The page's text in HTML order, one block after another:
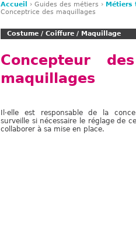
V
o
u
s
ê
t
i
c
Accueil › Guides des métiers › Métiers
Conceptrice des maquillages
Costume / Coiffure / Maquillage
Concepteur
maquillages
Il·elle est responsable de la
surveille si nécessaire le réglage de
collaborer à sa mise en place.